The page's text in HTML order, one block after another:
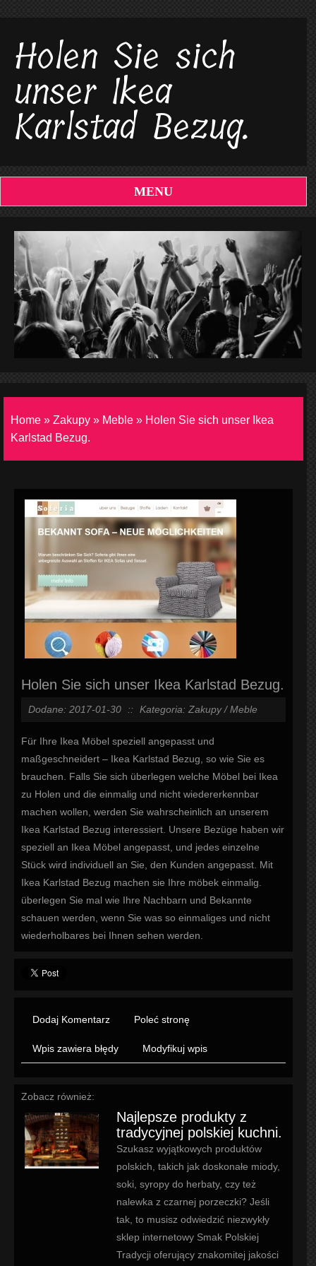
Holen Sie sich
unser Ikea
Karlstad Bezug.
MENU
Home » Zakupy » Meble » Holen Sie sich unser Ikea
Karlstad Bezug.
Holen Sie sich unser Ikea Karlstad Bezug.
Dodane: 2017-01-30 :: Kategoria: Zakupy / Meble
Für Ihre Ikea Möbel speziell angepasst und
maßgeschneidert – Ikea Karlstad Bezug, so wie Sie es
brauchen. Falls Sie sich überlegen welche Möbel bei Ikea
zu Holen und die einmalig und nicht wiedererkennbar
machen wollen, werden Sie wahrscheinlich an unserem
Ikea Karlstad Bezug interessiert. Unsere Bezüge haben wir
speziell an Ikea Möbel angepasst, und jedes einzelne
Stück wird individuell an Sie, den Kunden angepasst. Mit
Ikea Karlstad Bezug machen sie Ihre möbek einmalig.
überlegen Sie mal wie Ihre Nachbarn und Bekannte
schauen werden, wenn Sie was so einmaliges und nicht
wiederholbares bei Ihnen sehen werden.
Dodaj Komentarz Poleć stronę
Wpis zawiera błędy Modyfikuj wpis
Zobacz również:
Najlepsze produkty z
tradycyjnej polskiej kuchni.
Szukasz wyjątkowych produktów
polskich, takich jak doskonałe miody,
soki, syropy do herbaty, czy też
nalewka z czarnej porzeczki? Jeśli
tak, to musisz odwiedzić niezwykły
sklep internetowy Smak Polskiej
Tradycji oferujący znakomitej jakości